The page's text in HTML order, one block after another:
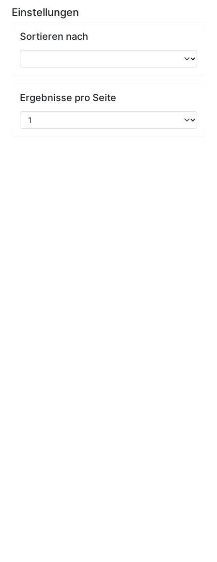
Einstellungen
Sortieren nach
Ergebnisse pro Seite